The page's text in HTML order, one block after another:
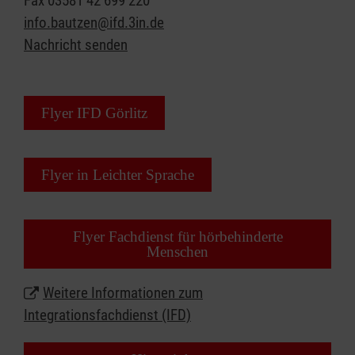
Verfügung und bieten Ihnen:
individuelle Einzelgespräche in der
Gespräche in Ihrer Firma und am Arbeitsplatz
Wir unterliegen der Schweigepflicht.
Sie individuell und kostenlos.
info.bautzen@ifd.3in.de
Nachricht senden
Flyer IFD Görlitz
Flyer in Leichter Sprache
Flyer Fachdienst für hörbehinderte
Menschen
Weitere Informationen zum
Integrationsfachdienst (IFD)